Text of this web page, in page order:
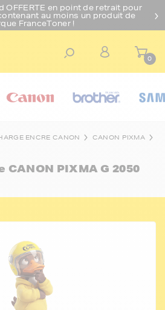
OFFERTE en point de retrait pour
au moins un produit de
FranceToner !
0
ENCRE CANON CANON PIXMA
CANON PIXMA G 2050